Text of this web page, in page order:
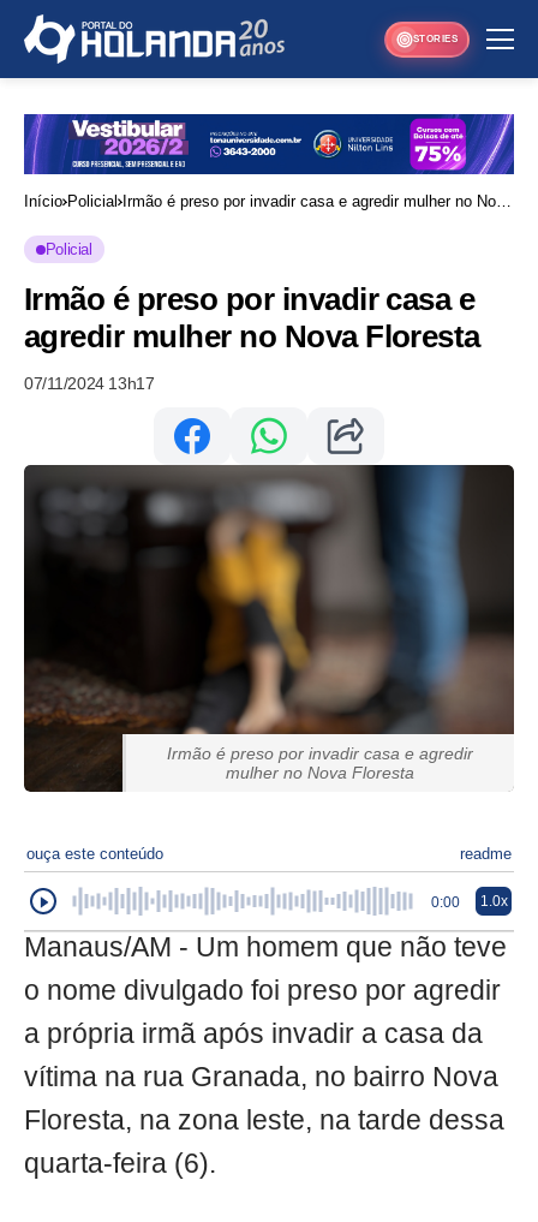
STORIES
Início Policial
Irmão é preso por invadir casa e agredir mulher no Nova
Policial
Irmão é preso por invadir casa e
agredir mulher no Nova Floresta
07/11/2024 13h17
Irmão é preso por invadir casa e agredir
mulher no Nova Floresta
ouça este conteúdo readme
0:00 1.0x
Manaus/AM - Um homem que não teve
o nome divulgado foi preso por agredir
a própria irmã após invadir a casa da
vítima na rua Granada, no bairro Nova
Floresta, na zona leste, na tarde dessa
quarta-feira (6).